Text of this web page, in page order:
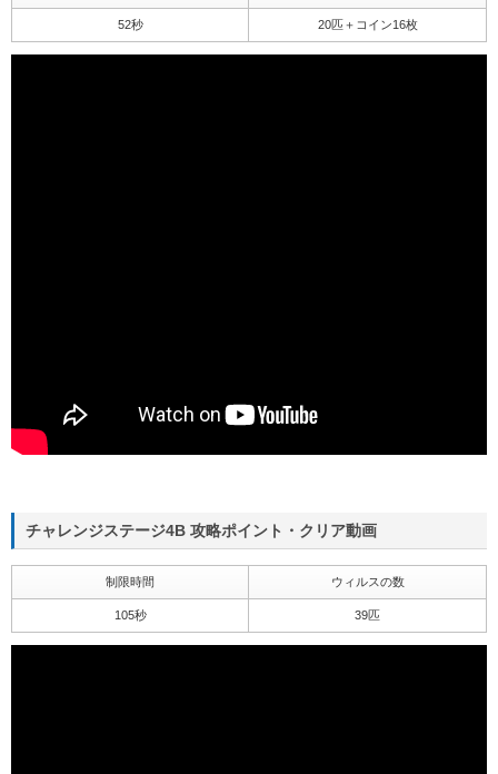
52秒 20匹＋コイン16枚
チャレンジステージ4B 攻略ポイント・クリア動画
制限時間 ウィルスの数
105秒 39匹